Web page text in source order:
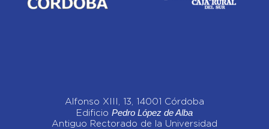
Alfonso XIII, 13, 14001 Córdoba
Edificio Pedro López de Alba
Antiguo Rectorado de la Universidad